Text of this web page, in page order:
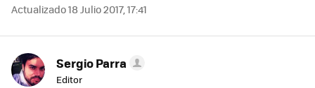
Actualizado 18 Julio 2017, 17:41
Sergio Parra
Editor